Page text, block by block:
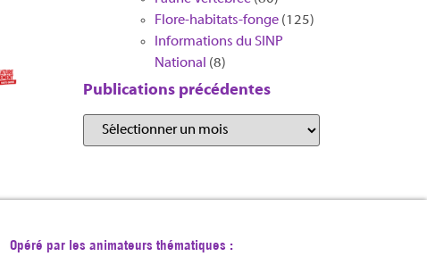
Flore-habitats-fonge(125)
Informations du SINP
National (8)
Publications précédentes
Opéré par les animateurs thématiques :